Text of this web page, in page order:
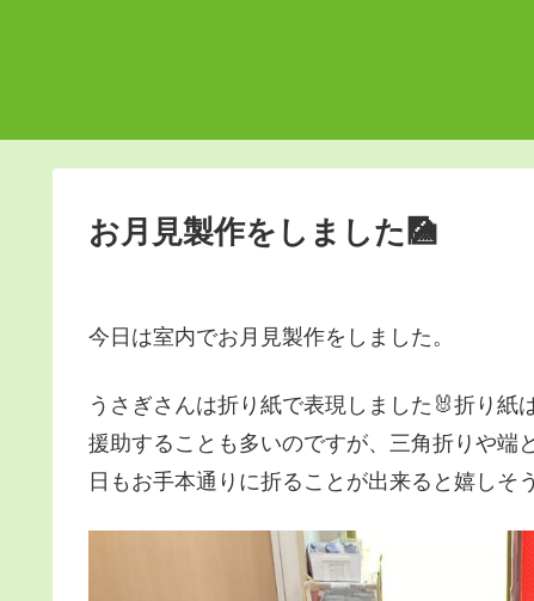
お月見製作をしました🎑
今日は室内でお月見製作をしました。
うさぎさんは折り紙で表現しました🐰折り
援助することも多いのですが、三角折りや端
日もお手本通りに折ることが出来ると嬉し